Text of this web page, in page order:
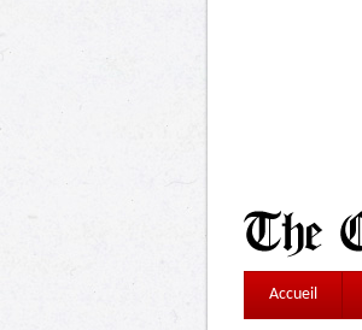
Accueil